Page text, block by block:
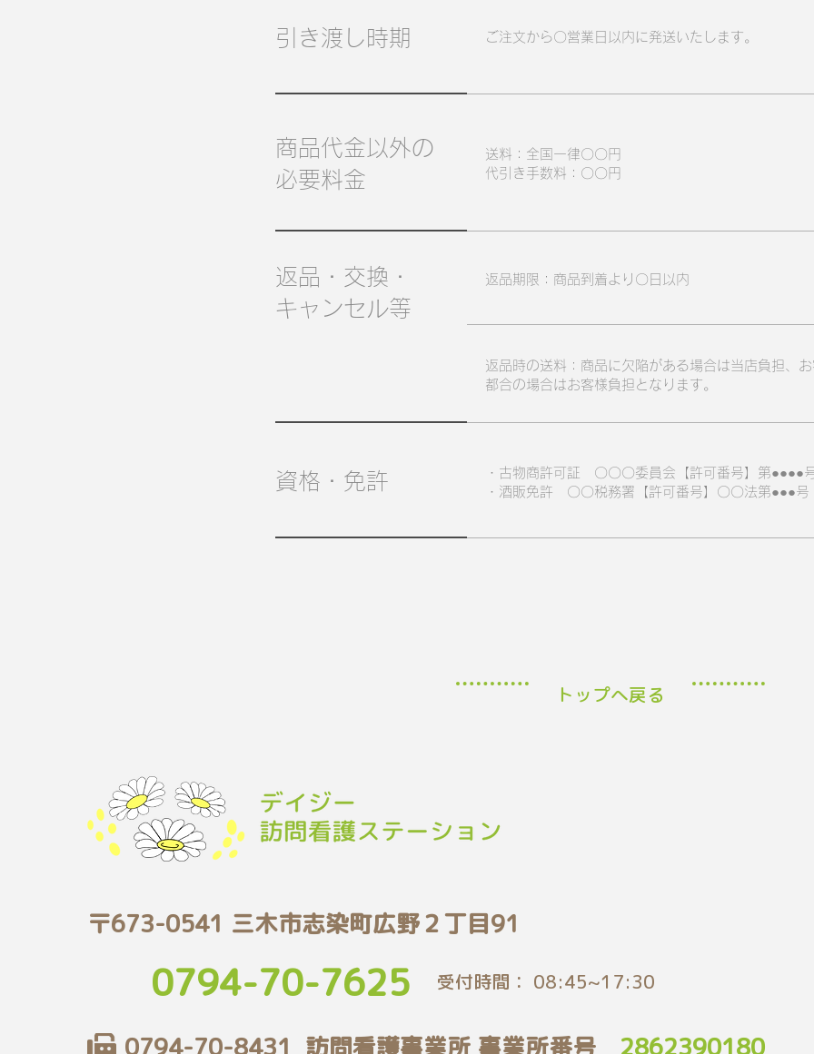
引き渡し時期
商品代金以外の
必要料金
返品・交換・
キャンセル等
ご注文から〇営業日以内に発送いたします。
送料：全国一律〇〇円
代引き手数料：〇〇円
返品期限：商品到着より〇日以内
返品時の送料：商品に欠陥がある場合は当店負担、
都合の場合はお客様負担となります。
資格・免許
・古物商許可証 〇〇〇委員会【許可番号】第●●●●
・酒販免許 〇〇税務署【許可番号】〇〇法第●●●号
トップへ戻る
〒673-0541 三木市志染町広野２丁目91
0794-70-7625 受付時間： 08:45~17:30
0794-70-8431 訪問看護事業所 事業所番号 2862390180